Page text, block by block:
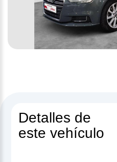
Detalles de
este vehículo